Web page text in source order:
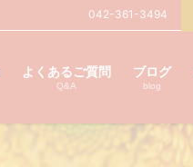
042-361-3494
よくあるご質問
Q&A
ブログ
blog